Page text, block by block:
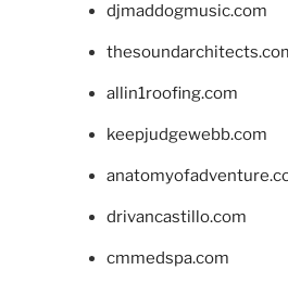
djmaddogmusic.com
allin1roofing.com
keepjudgewebb.com
drivancastillo.com
cmmedspa.com